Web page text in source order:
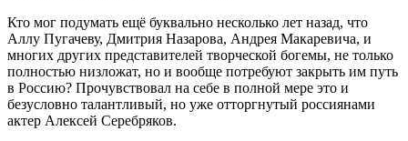
Кто мог подумать ещё буквально несколько лет назад, что
Аллу Пугачеву, Дмитрия Назарова, Андрея Макаревича, и
многих других представителей творческой богемы, не только
полностью низложат, но и вообще потребуют закрыть им путь
в Россию? Прочувствовал на себе в полной мере это и
безусловно талантливый, но уже отторгнутый россиянами
актер Алексей Серебряков.